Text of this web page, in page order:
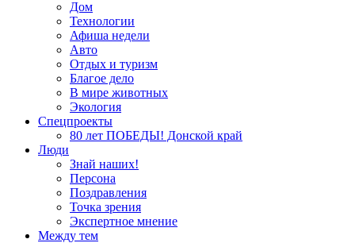
Дом
Технологии
Афиша недели
Авто
Отдых и туризм
Благое дело
В мире животных
Экология
Спецпроекты
80 лет ПОБЕДЫ! Донской край
Люди
Знай наших!
Персона
Поздравления
Точка зрения
Экспертное мнение
Между тем